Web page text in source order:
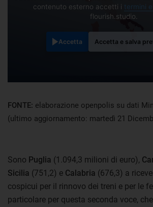
contenuto esterno accetti i termini
flourish.studio.
Accetta Accetta e salva
FONTE: elaborazione openpolis su dati
(ultimo aggiornamento: martedì 21
Sono Puglia (1.094,3 milioni di euro),
Sicilia (751,2) e Calabria (676,3) a
cospicui per il rinnovo dei treni e per le
particolare per questa seconda voce,